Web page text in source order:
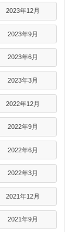
2023年12月
2023年9月
2023年6月
2023年3月
2022年12月
2022年9月
2022年6月
2022年3月
2021年12月
2021年9月